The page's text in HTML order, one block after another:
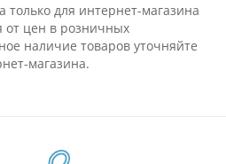
только для интернет-магазина
от цен в розничных
наличие товаров уточняйте
магазина.